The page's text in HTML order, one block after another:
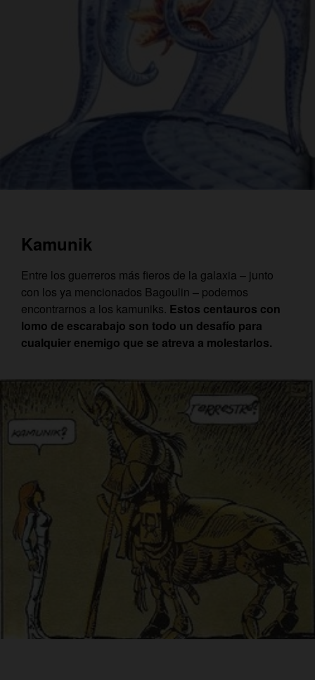
Kamunik
Entre los guerreros más fieros de la galaxia – junto
con los ya mencionados Bagoulin – podemos
encontrarnos a los kamuniks. Estos centauros con
lomo de escarabajo son todo un desafío para
cualquier enemigo que se atreva a molestarlos.